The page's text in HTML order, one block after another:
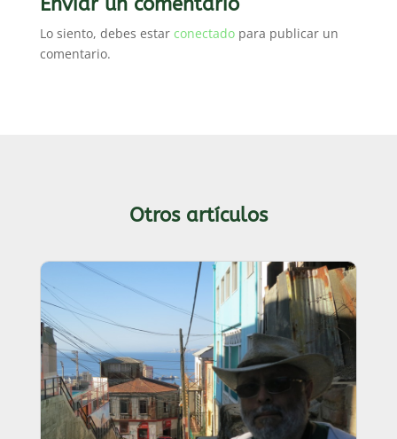
Enviar un comentario
Lo siento, debes estar conectadopara publicar un
comentario.
Otros artículos